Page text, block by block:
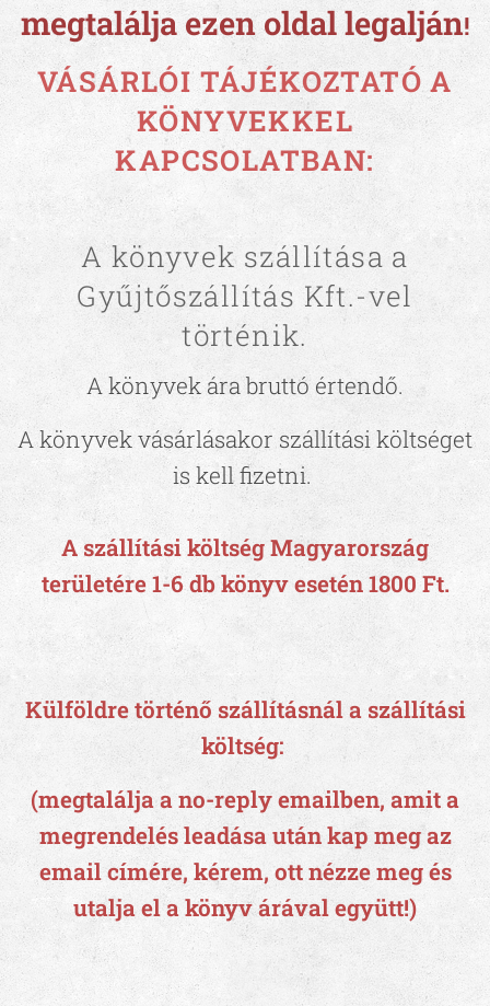
megtalálja ezen oldal legalján!
VÁSÁRLÓI TÁJÉKOZTATÓ A
KÖNYVEKKEL
KAPCSOLATBAN:
A könyvek szállítása a
Gyűjtőszállítás Kft.-vel
történik.
A könyvek ára bruttó értendő.
A könyvek vásárlásakor szállítási költséget
is kell fizetni.
A szállítási költségMagyarország
területére 1-6 db könyv esetén 1800 Ft.
Külföldre történő szállításnál a szállítási
költség:
(megtalálja a no-reply emailben, amit a
megrendelés leadása után kap meg az
email címére, kérem, ott nézze meg és
utalja el a könyv árával együtt!)